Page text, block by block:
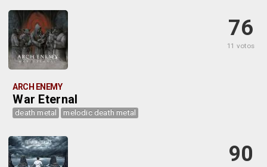
76
11 votos
ARCH ENEMY
War Eternal
death metal melodic death metal
90